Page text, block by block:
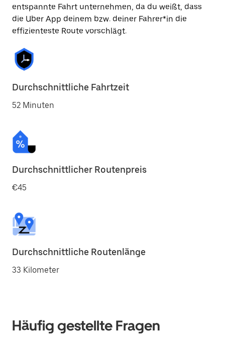
entspannte Fahrt unternehmen, da du weißt, dass
die Uber App deinem bzw. deiner Fahrer*in die
effizienteste Route vorschlägt.
Durchschnittliche Fahrtzeit
52 Minuten
Durchschnittlicher Routenpreis
€45
Durchschnittliche Routenlänge
33 Kilometer
Häufig gestellte Fragen